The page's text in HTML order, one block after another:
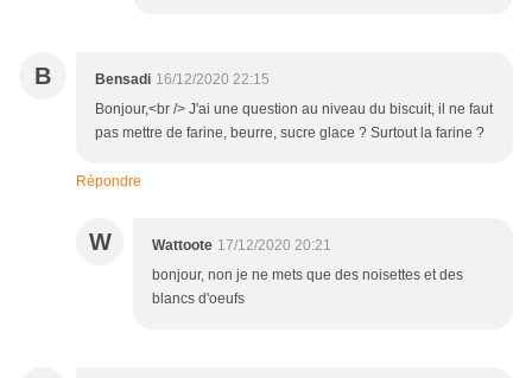
B Bensadi 16/12/2020 22:15
Bonjour,<br /> J'ai une question au niveau du biscuit, il ne faut
pas mettre de farine, beurre, sucre glace ? Surtout la farine ?
Répondre
W Wattoote 17/12/2020 20:21
bonjour, non je ne mets que des noisettes et des
blancs d'oeufs